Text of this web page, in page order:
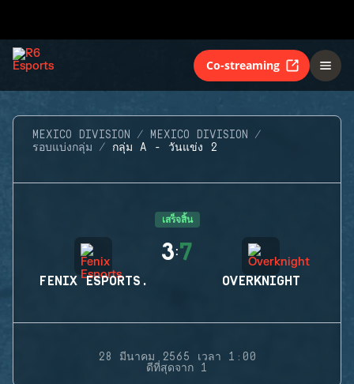
Co-streaming
MEXICO DIVISION
MEXICO DIVISION
รอบแบ่งกลุ่ม
กลุ่ม A - วันแข่ง 2
เสร็จสิ้น
FENIX ESPORTS.
3:7
OVERKNIGHT
28 มีนาคม 2565 เวลา 1:00
ดีที่สุดจาก 1